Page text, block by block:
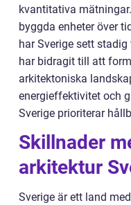
kvantitativa
byggda enheter över
har Sverige sett
har bidragit till att
arkitektoniska
energieffektivitet och
Sverige prioriterar
Skillnader
arkitektur
Sverige är ett land